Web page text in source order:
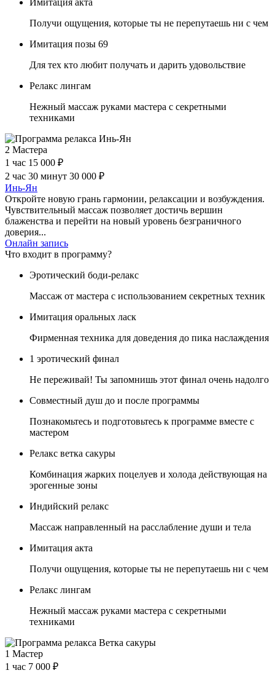
Имитация акта
Получи ощущения, которые ты не перепутаешь ни с чем
Имитация позы 69
Для тех кто любит получать и дарить удовольствие
Релакс лингам
Нежный массаж руками мастера с секретными
техниками
2 Мастера
1 час 15 000 ₽
2 час 30 минут 30 000 ₽
Инь-Ян
Откройте новую грань гармонии, релаксации и возбуждения.
Чувствительный массаж позволяет достичь вершин
блаженства и перейти на новый уровень безграничного
доверия...
Онлайн запись
Что входит в программу?
Эротический боди-релакс
Массаж от мастера с использованием секретных техник
Имитация оральных ласк
Фирменная техника для доведения до пика наслаждения
1 эротический финал
Не переживай! Ты запомнишь этот финал очень надолго
Совместный душ до и после программы
Познакомьтесь и подготовьтесь к программе вместе с
мастером
Релакс ветка сакуры
Комбинация жарких поцелуев и холода действующая на
эрогенные зоны
Индийский релакс
Массаж направленный на расслабление души и тела
Имитация акта
Получи ощущения, которые ты не перепутаешь ни с чем
Релакс лингам
Нежный массаж руками мастера с секретными
техниками
1 Мастер
1 час 7 000 ₽